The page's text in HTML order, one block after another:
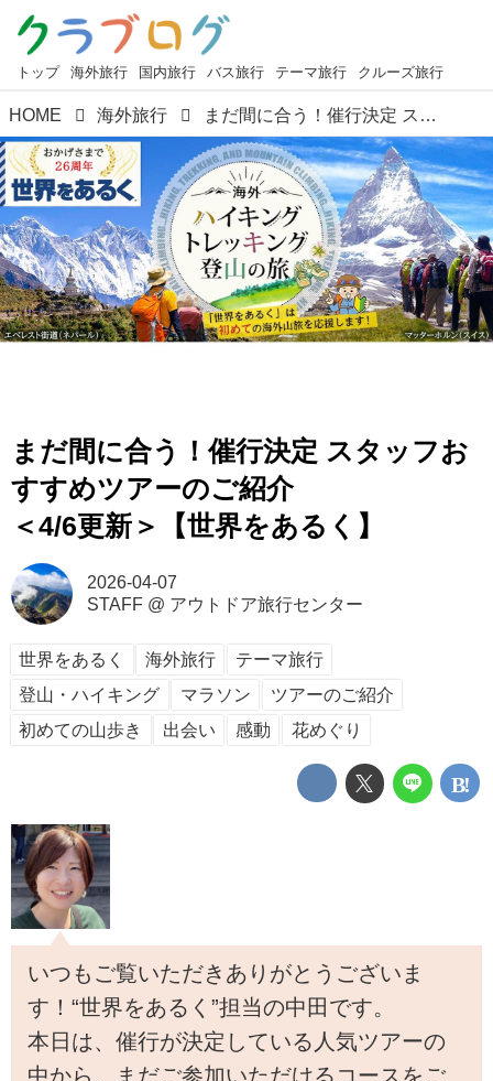
トップ 海外旅行 国内旅行 バス旅行 テーマ旅行 クルーズ旅行
HOME 海外旅行 まだ間に合う！催行決定 スタッフおすすめツアーのご紹介 ＜4/6更新＞【世界をあるく】
まだ間に合う！催行決定 スタッフお
すすめツアーのご紹介
＜4/6更新＞【世界をあるく】
2026-04-07
STAFF@ アウトドア旅行センター
世界をあるく 海外旅行
テーマ旅行
登山・ハイキング
マラソン
ツアーのご紹介
初めての山歩き
出会い 感動 花めぐり
いつもご覧いただきありがとうございま
す！“世界をあるく”担当の中田です。
本日は、催行が決定している人気ツアーの
中から、まだご参加いただけるコースをご